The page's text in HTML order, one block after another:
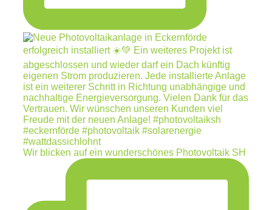
Wir blicken auf ein wunderschönes Photovoltaik SH